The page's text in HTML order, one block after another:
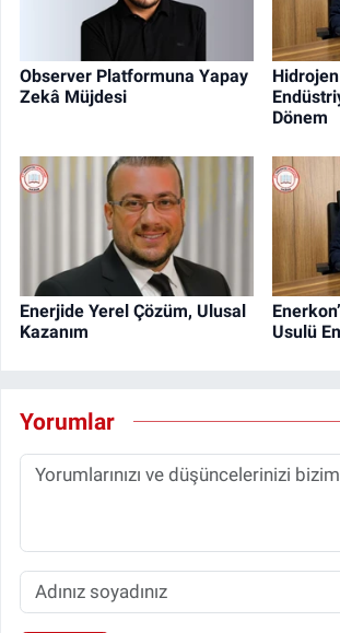
Observer Platformuna Yapay
Zekâ Müjdesi
Dönem
Enerjide Yerel Çözüm, Ulusal
Kazanım
Usulü
Yorumlar